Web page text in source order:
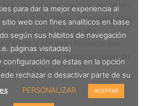
que, tanto la dirección del centro
sean fácilmente accesibles a los
Lo cual permite una
y fluida, y por tanto favorece que
flexibles a las necesidades de
residentes.
para dar la mejor experiencia al
web con fines analíticos en base
según sus hábitos de navegación
páginas visitadas)
configuración de éstas en la opción
rechazar o desactivar parte de su
PERSONALIZAR ACEPTAR